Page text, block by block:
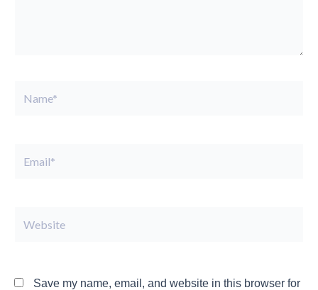
Save my name, email, and website in this browser for